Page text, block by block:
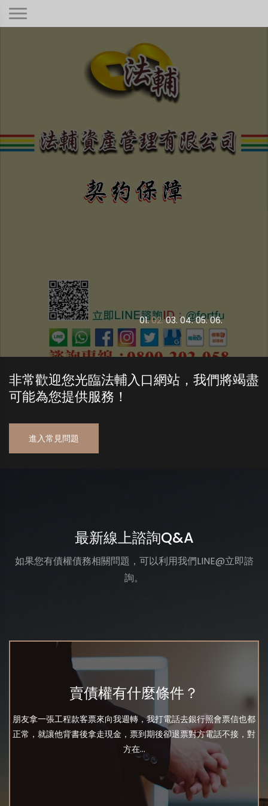
本公司秉持著合情合理合法、正規經
01. 02. 03. 04. 05. 06.
非常歡迎您光臨法輔入口網站，我們將竭盡
可能為您提供服務！
進入常見問題
最新線上諮詢Q&A
如果您有債權債務相關問題，可以利用我們LINE@立即諮
詢。
賣債權有什麼條件？
朋友拿一張工程款客票來向我週轉，我打電話去銀行照會票信也都
正常，就讓他背書後拿走現金，票到期後卻退票對方電話不接，對
方在...